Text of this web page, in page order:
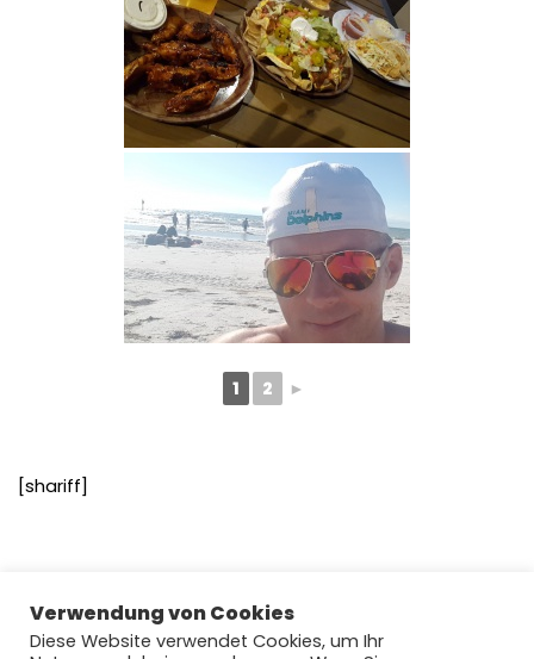
1 2 ►
[shariff]
Verwendung von Cookies
Diese Website verwendet Cookies, um Ihr